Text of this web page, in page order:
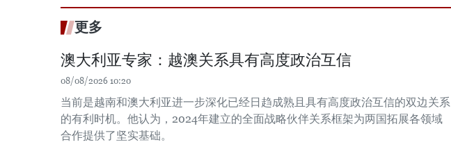
更多
澳大利亚专家：越澳关系具有高度政治互信
08/08/2026 10:20
当前是越南和澳大利亚进一步深化已经日趋成熟且具有高度政治互信的双边关系
的有利时机。他认为，2024年建立的全面战略伙伴关系框架为两国拓展各领域
合作提供了坚实基础。